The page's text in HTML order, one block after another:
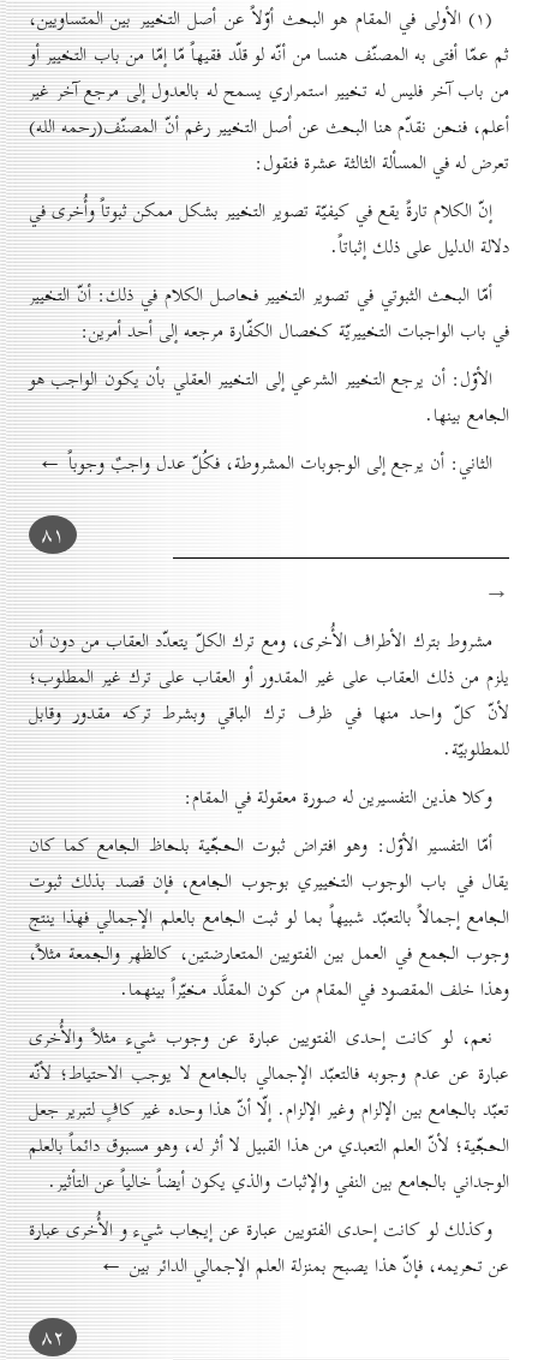
(۱) الأولى في المقام هو البحث أوّلاً عن أصل التخيير بين المتساويين،
ثم عمّا أفتى به المصنّف هنسا من أنّه لو قلّد فقيهاً مّا إمّا من باب التخيير أو
من باب آخر فليس له تخيير استمراري يسمح له بالعدول إلى مرجع آخر غير
أعلم، فنحن نقدّم هنا البحث عن أصل التخيير رغم أنّ المصنّف(رحمه الله)
تعرض له في المسألة الثالثة عشرة فنقول:
إنّ الكلام تارةً يقع في كيفيّة تصوير التخيير بشكل ممكن ثبوتاً وأُخرى في
دلالة الدليل على ذلك إثباتاً.
أمّا البحث الثبوتي في تصوير التخيير فحاصل الكلام في ذلك: أنّ التخيير
في باب الواجبات التخييريّة كخصال الكفّارة مرجعه إلى أحد أمرين:
الأوّل: أن يرجع التخيير الشرعي إلی التخيير العقلي بأن يکون الواجب هو
الجامع بينها.
الثاني: أن يرجع إلى الوجوبات المشروطة، فكُلّ عدل واجبٌ وجوباً ←
۸۱
→
مشروط بترك الأطراف الأُخرى، ومع ترك الكلّ يتعدّد العقاب من دون أن
يلزم من ذلك العقاب على غير المقدور أو العقاب على ترك غير المطلوب؛
لأنّ كلّ واحد منها في ظرف ترك الباقي وبشرط تركه مقدور وقابل
للمطلوبيّة.
وكلا هذين التفسيرين له صورة معقولة في المقام:
أمّا التفسير الأوّل: وهو افتراض ثبوت الحجّية بلحاظ الجامع كما كان
يقال في باب الوجوب التخييري بوجوب الجامع، فإن قصد بذلك ثبوت
الجامع إجمالاً بالتعبّد شبيهاً بما لو ثبت الجامع بالعلم الإجمالي فهذا ينتج
وجوب الجمع في العمل بين الفتويين المتعارضتين، كالظهر والجمعة مثلاً،
وهذا خلف المقصود في المقام من كون المقلَّد مخيّراً بينهما.
نعم، لو كانت إحدى الفتويين عبارة عن وجوب شيء مثلاً والأُخرى
عبارة عن عدم وجوبه فالتعبّد الإجمالي بالجامع لا يوجب الاحتياط؛ لأنّه
تعبّد بالجامع بين الإلزام وغير الإلزام. إلّا أنّ هذا وحده غير كافٍ لتبرير جعل
الحجّية؛ لأنّ العلم التعبدي من هذا القبيل لا أثر له، وهو مسبوق دائماً بالعلم
الوجداني بالجامع بين النفي والإثبات والذي يكون أيضاً خالياً عن التأثير.
وكذلك لو كانت إحدى الفتويين عبارة عن إيجاب شيء و الأُخرى عبارة
عن تحريمه، فإنّ هذا يصبح بمنزلة العلم الإجمالي الدائر بين ←
۸۲